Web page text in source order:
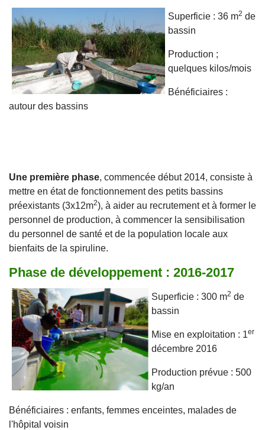
Superficie : 36 m2 de
bassin
Production ;
quelques kilos/mois
Bénéficiaires :
autour des bassins
Une première phase, commencée début 2014, consiste à
mettre en état de fonctionnement des petits bassins
préexistants (3x12m2), à aider au recrutement et à former le
personnel de production, à commencer la sensibilisation
du personnel de santé et de la population locale aux
bienfaits de la spiruline.
Phase de développement : 2016-2017
Superficie : 300 m2 de
bassin
Mise en exploitation : 1er
décembre 2016
Production prévue : 500
kg/an
Bénéficiaires : enfants, femmes enceintes, malades de
l'hôpital voisin